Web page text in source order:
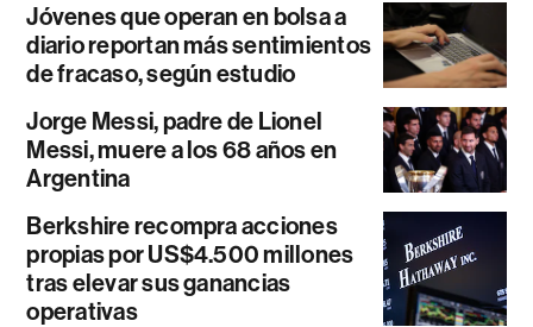
Jóvenes que operan en bolsa a
diario reportan más sentimientos
de fracaso, según estudio
Jorge Messi, padre de Lionel
Messi, muere a los 68 años en
Argentina
Berkshire recompra acciones
propias por US$4.500 millones
tras elevar sus ganancias
operativas